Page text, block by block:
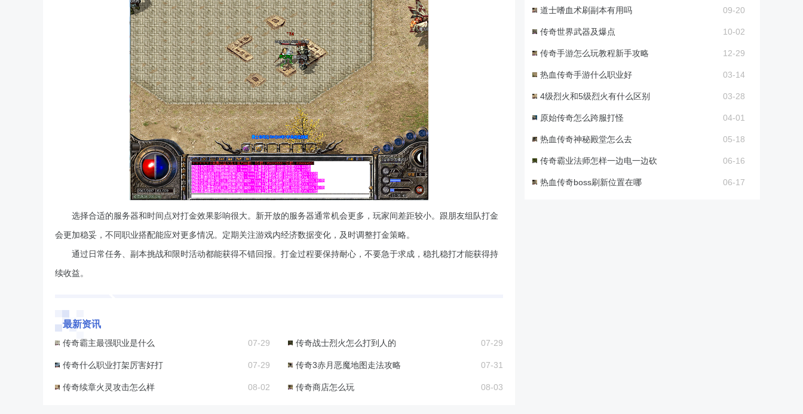
选择合适的服务器和时间点对打金效果影响很大。新开放的服务器通常机会更多，玩家间差距较小。跟朋友组队打金
会更加稳妥，不同职业搭配能应对更多情况。定期关注游戏内经济数据变化，及时调整打金策略。
通过日常任务、副本挑战和限时活动都能获得不错回报。打金过程要保持耐心，不要急于求成，稳扎稳打才能获得持
续收益。
最新资讯
传奇霸主最强职业是什么 07-29 传奇战士烈火怎么打到人的 07-29
传奇什么职业打架厉害好打 07-29 传奇3赤月恶魔地图走法攻略 07-31
传奇续章火灵攻击怎么样 08-02 传奇商店怎么玩 08-03
面的那个小屋走，虎卫就
道士嗜血术刷副本有用吗 09-20
传奇世界武器及爆点 10-02
传奇手游怎么玩教程新手攻略 12-29
热血传奇手游什么职业好 03-14
4级烈火和5级烈火有什么区别 03-28
原始传奇怎么跨服打怪 04-01
热血传奇神秘殿堂怎么去 05-18
传奇霸业法师怎样一边电一边砍 06-16
热血传奇boss刷新位置在哪 06-17